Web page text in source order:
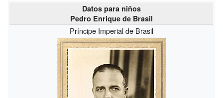
Datos para niños
Pedro Enrique de Brasil
Príncipe Imperial de Brasil